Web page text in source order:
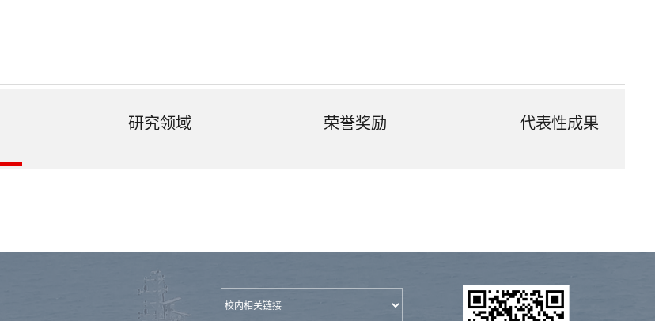
研究领域 荣誉奖励 代表性成果